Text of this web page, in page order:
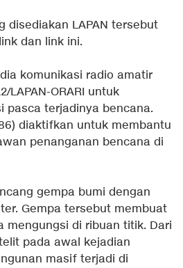
disediakan LAPAN tersebut
link dan link ini.
komunikasi radio amatir
LAPAN-ORARI untuk
pasca terjadinya bencana.
diaktifkan untuk membantu
penanganan bencana di
gempa bumi dengan
Gempa tersebut membuat
mengungsi di ribuan titik. Dari
pada awal kejadian
masif terjadi di